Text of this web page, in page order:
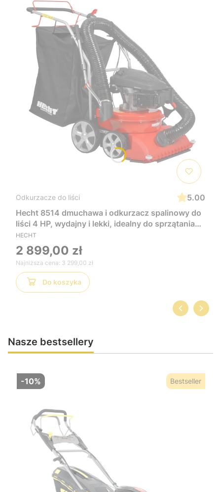
Odkurzacze do liści
5.00
Hecht 8514 dmuchawa i odkurzacz spalinowy do
liści 4 HP, wydajny i lekki, idealny do sprzątania
ogrodu, liści i odpadów zielonych, łatwy w
obsłudze
HECHT
2 899,00 zł
Najniższa cena: 3 299,00 zł
Do koszyka
Nasze bestsellery
-10% Bestseller